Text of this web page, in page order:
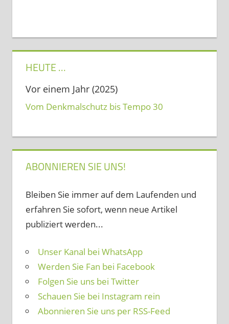
HEUTE …
Vor einem Jahr (2025)
Vom Denkmalschutz bis Tempo 30
ABONNIEREN SIE UNS!
Bleiben Sie immer auf dem Laufenden und
erfahren Sie sofort, wenn neue Artikel
publiziert werden...
Unser Kanal bei WhatsApp
Werden Sie Fan bei Facebook
Folgen Sie uns bei Twitter
Schauen Sie bei Instagram rein
Abonnieren Sie uns per RSS-Feed